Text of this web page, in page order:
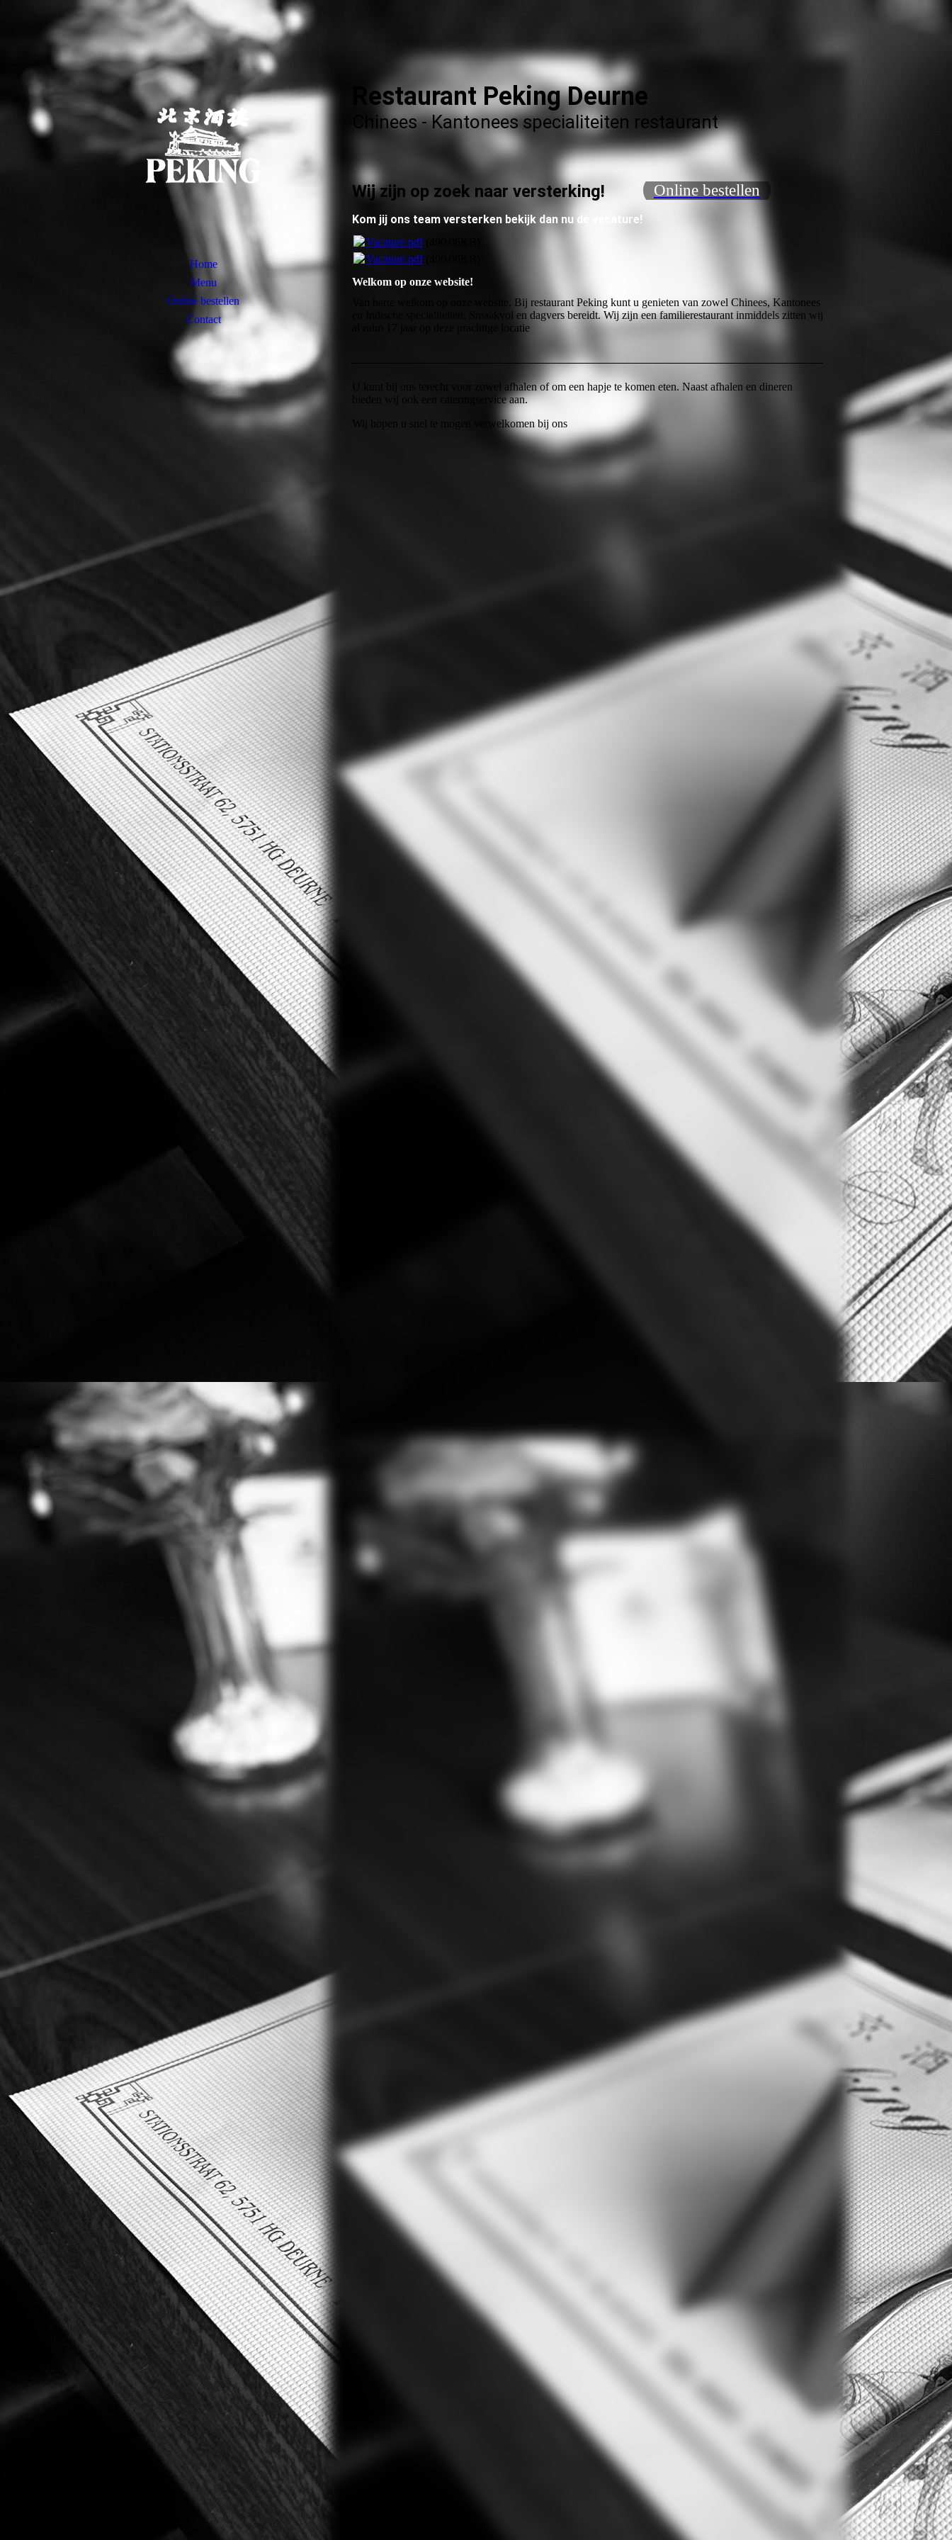
Home
Menu
Online bestellen
Contact
Restaurant Peking Deurne
Chinees - Kantonees specialiteiten restaurant
Online bestellen
Wij zijn op zoek naar versterking!
Kom jij ons team versterken bekijk dan nu de vacature!
Vacature.pdf(490.06KB)
Vacature.pdf(490.06KB)
Welkom op onze website!
Van harte welkom op onze website. Bij restaurant Peking kunt u genieten van zowel Chinees, Kantonees
en Indische specialiteiten. Smaakvol en dagvers bereidt. Wij zijn een familierestaurant inmiddels zitten wij
al ruim 17 jaar op deze prachtige locatie
U kunt bij ons terecht voor zowel afhalen of om een hapje te komen eten. Naast afhalen en dineren
bieden wij ook een cateringservice aan.
Wij hopen u snel te mogen verwelkomen bij ons